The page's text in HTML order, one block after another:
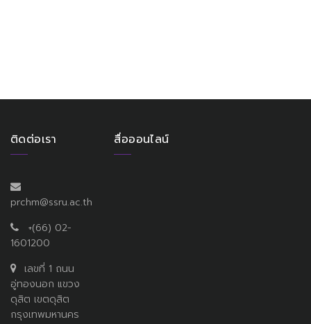
ติดต่อเรา
prchm@ssru.ac.th
+(66) 02-
1601200
เลขที่ 1 ถนน
อู่ทองนอก แขวง
ดุสิต เขตดุสิต
กรุงเทพมหานคร
สื่อออนไลน์